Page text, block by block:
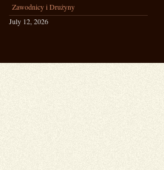
Zawodnicy i Drużyny
July 12, 2026